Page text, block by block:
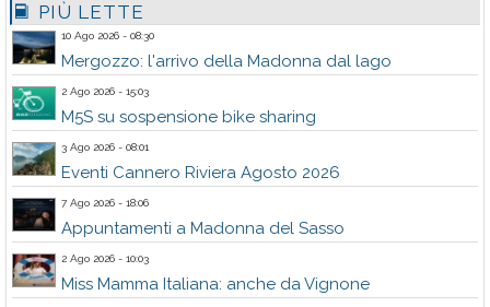
PIÙ LETTE
10 Ago 2026 - 08:30
Mergozzo: l'arrivo della Madonna dal lago
2 Ago 2026 - 15:03
M5S su sospensione bike sharing
3 Ago 2026 - 08:01
Eventi Cannero Riviera Agosto 2026
7 Ago 2026 - 18:06
Appuntamenti a Madonna del Sasso
2 Ago 2026 - 10:03
Miss Mamma Italiana: anche da Vignone